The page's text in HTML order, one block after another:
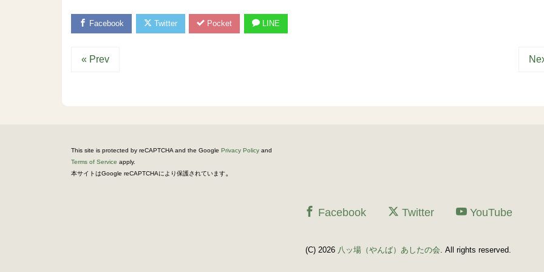
Facebook Twitter Pocket LINE
« Prev
This site is protected by reCAPTCHA and the Google Privacy Policy and
Terms of Service apply.
本サイトはGoogle reCAPTCHAにより保護されています。
Facebook Twitter YouTube
(C) 2026 八ッ場（やんば）あしたの会 . All rights reserved.